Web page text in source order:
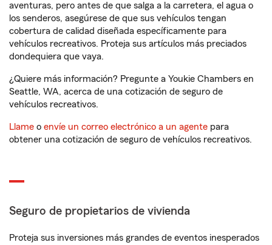
aventuras, pero antes de que salga a la carretera, el agua o
los senderos, asegúrese de que sus vehículos tengan
cobertura de calidad diseñada específicamente para
vehículos recreativos. Proteja sus artículos más preciados
dondequiera que vaya.
¿Quiere más información? Pregunte a Youkie Chambers en
Seattle, WA, acerca de una cotización de seguro de
vehículos recreativos.
Llame o envíe un correo electrónico a un agente para
obtener una cotización de seguro de vehículos recreativos.
Seguro de propietarios de vivienda
Proteja sus inversiones más grandes de eventos inesperados